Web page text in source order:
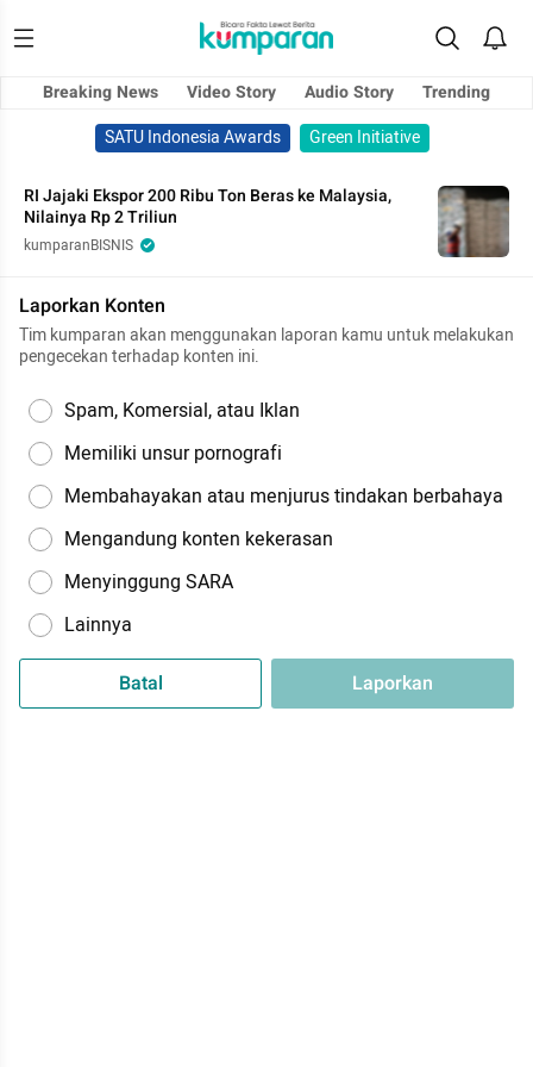
Breaking News Video Story Audio Story
Trending
SATU Indonesia Awards
Green Initiative
RI Jajaki Ekspor 200 Ribu Ton Beras ke Malaysia,
Nilainya Rp 2 Triliun
kumparanBISNIS
Laporkan Konten
Tim kumparan akan menggunakan laporan kamu untuk melakukan
pengecekan terhadap konten ini.
Spam, Komersial, atau Iklan
Memiliki unsur pornografi
Membahayakan atau menjurus tindakan berbahaya
Mengandung konten kekerasan
Menyinggung SARA
Lainnya
Batal Laporkan